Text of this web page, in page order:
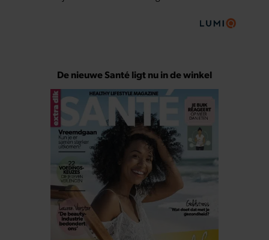
De nieuwe Santé ligt nu in de winkel